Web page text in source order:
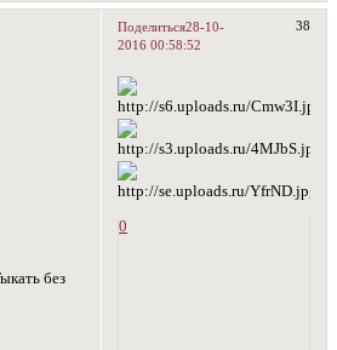
Поделиться 38
28-10-
2016 00:58:52
без
0